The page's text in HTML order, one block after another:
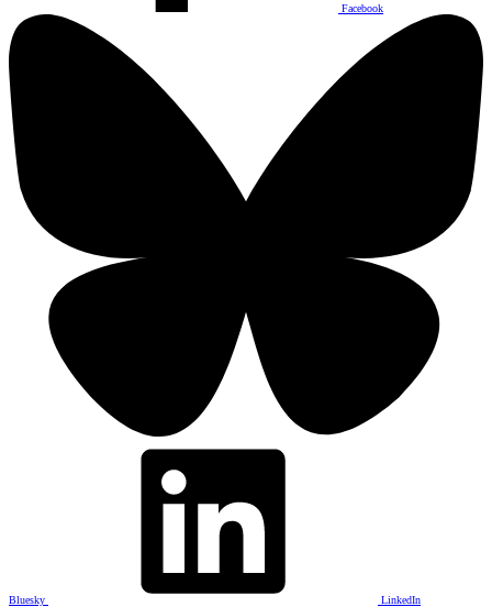
Facebook
Bluesky LinkedIn